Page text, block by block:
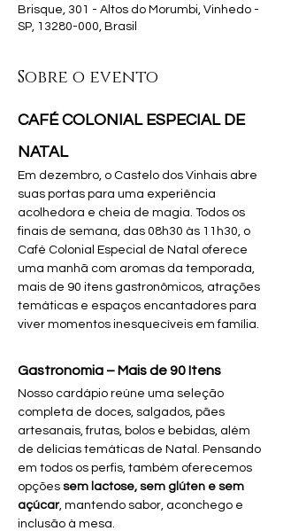
Brisque, 301 - Altos do Morumbi, Vinhedo -
SP, 13280-000, Brasil
Sobre o evento
CAFÉ COLONIAL ESPECIAL DE
NATAL
Em dezembro, o Castelo dos Vinhais abre
suas portas para uma experiência
acolhedora e cheia de magia. Todos os
finais de semana, das 08h30 às 11h30, o
Café Colonial Especial de Natal oferece
uma manhã com aromas da temporada,
mais de 90 itens gastronômicos, atrações
temáticas e espaços encantadores para
viver momentos inesquecíveis em família.
Gastronomia – Mais de 90 Itens
Nosso cardápio reúne uma seleção
completa de doces, salgados, pães
artesanais, frutas, bolos e bebidas, além
de delícias temáticas de Natal. Pensando
em todos os perfis, também oferecemos
opções sem lactose, sem glúten e sem
açúcar, mantendo sabor, aconchego e
inclusão à mesa.